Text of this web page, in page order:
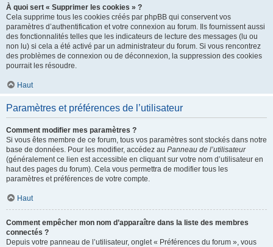
À quoi sert « Supprimer les cookies » ?
Cela supprime tous les cookies créés par phpBB qui conservent vos
paramètres d’authentification et votre connexion au forum. Ils fournissent aussi
des fonctionnalités telles que les indicateurs de lecture des messages (lu ou
non lu) si cela a été activé par un administrateur du forum. Si vous rencontrez
des problèmes de connexion ou de déconnexion, la suppression des cookies
pourrait les résoudre.
Haut
Paramètres et préférences de l’utilisateur
Comment modifier mes paramètres ?
Si vous êtes membre de ce forum, tous vos paramètres sont stockés dans notre
base de données. Pour les modifier, accédez au Panneau de l’utilisateur
(généralement ce lien est accessible en cliquant sur votre nom d’utilisateur en
haut des pages du forum). Cela vous permettra de modifier tous les
paramètres et préférences de votre compte.
Haut
Comment empêcher mon nom d’apparaître dans la liste des membres
connectés ?
Depuis votre panneau de l’utilisateur, onglet « Préférences du forum », vous